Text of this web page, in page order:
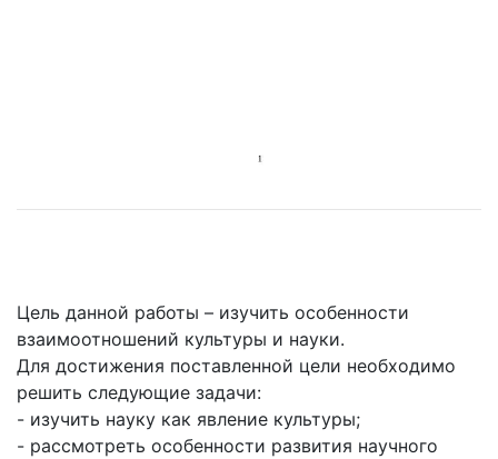
Цель данной работы – изучить особенности
взаимоотношений культуры и науки.
Для достижения поставленной цели необходимо
решить следующие задачи:
- изучить науку как явление культуры;
- рассмотреть особенности развития научного